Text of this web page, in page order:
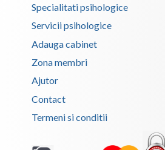
Specialitati psihologice
Servicii psihologice
Adauga cabinet
Zona membri
Ajutor
Contact
Termeni si conditii